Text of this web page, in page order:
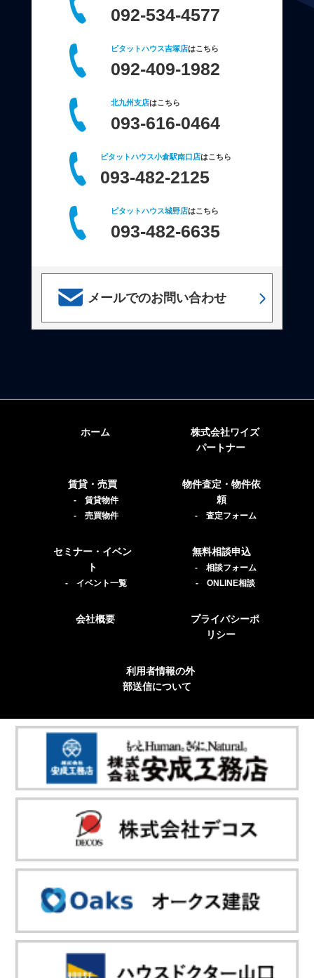
092-534-4577
ピタットハウス吉塚店はこちら
092-409-1982
北九州支店はこちら
093-616-0464
ピタットハウス小倉駅南口店はこちら
093-482-2125
ピタットハウス城野店はこちら
093-482-6635
メールでのお問い合わせ
ホーム
株式会社ワイズ
パートナー
賃貸・売買
- 賃貸物件
- 売買物件
物件査定・物件依
頼
- 査定フォーム
セミナー・イベン
ト
- イベント一覧
無料相談申込
- 相談フォーム
- ONLINE相談
会社概要
プライバシーポ
リシー
利用者情報の外
部送信について